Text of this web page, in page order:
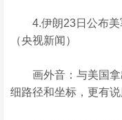
4.伊朗23日公布美
（央视新闻）
画外音：与美国拿
细路径和坐标，更有说